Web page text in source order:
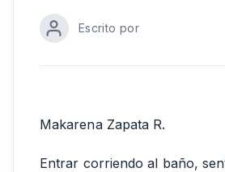
Escrito por
Makarena Zapata R.
Entrar corriendo al baño,